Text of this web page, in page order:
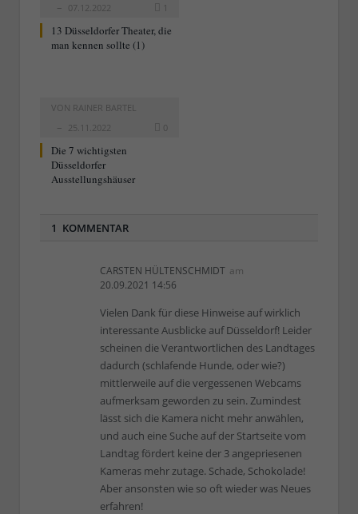
07.12.2022
1
13 Düsseldorfer Theater, die
man kennen sollte (1)
VON RAINER BARTEL
25.11.2022
0
Die 7 wichtigsten
Düsseldorfer
Ausstellungshäuser
1 KOMMENTAR
CARSTEN HÜLTENSCHMIDT am
20.09.2021 14:56
Vielen Dank für diese Hinweise auf wirklich
interessante Ausblicke auf Düsseldorf! Leider
scheinen die Verantwortlichen des Landtages
dadurch (schlafende Hunde, oder wie?)
mittlerweile auf die vergessenen Webcams
aufmerksam geworden zu sein. Zumindest
lässt sich die Kamera nicht mehr anwählen,
und auch eine Suche auf der Startseite vom
Landtag fördert keine der 3 angepriesenen
Kameras mehr zutage. Schade, Schokolade!
Aber ansonsten wie so oft wieder was Neues
erfahren!